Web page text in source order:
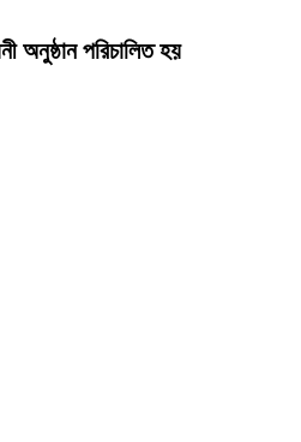
অনুষ্ঠান পরিচালিত হয়